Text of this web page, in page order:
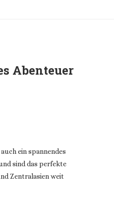
Abenteuer
ein spannendes
sind das perfekte
Zentralasien weit